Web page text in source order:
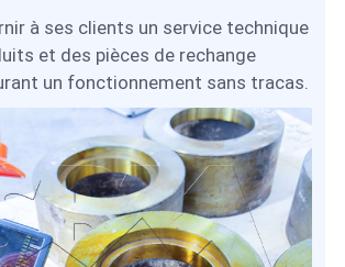
à ses clients un service technique
et des pièces de rechange
un fonctionnement sans tracas.